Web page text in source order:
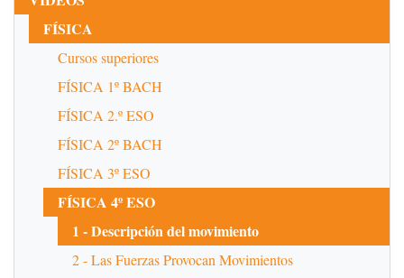
FÍSICA
Cursos superiores
FÍSICA 1º BACH
FÍSICA 2.º ESO
FÍSICA 2º BACH
FÍSICA 3º ESO
FÍSICA 4º ESO
1 - Descripción del movimiento
2 - Las Fuerzas Provocan Movimientos